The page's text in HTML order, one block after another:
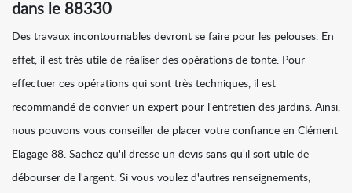
dans le 88330
Des travaux incontournables devront se faire pour les pelouses. En
effet, il est très utile de réaliser des opérations de tonte. Pour
effectuer ces opérations qui sont très techniques, il est
recommandé de convier un expert pour l'entretien des jardins. Ainsi,
nous pouvons vous conseiller de placer votre confiance en Clément
Elagage 88. Sachez qu'il dresse un devis sans qu'il soit utile de
débourser de l'argent. Si vous voulez d'autres renseignements,